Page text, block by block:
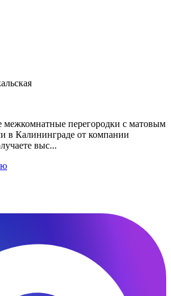
межкомнатные перегородки с матовым
в Калининграде от компании
выс...